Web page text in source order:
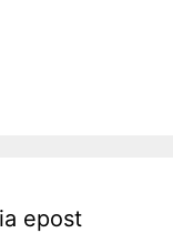
epost